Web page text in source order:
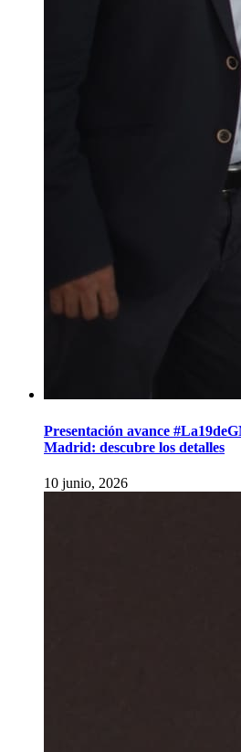
Presentación avance
Madrid: descubre los detalles
10 junio, 2026